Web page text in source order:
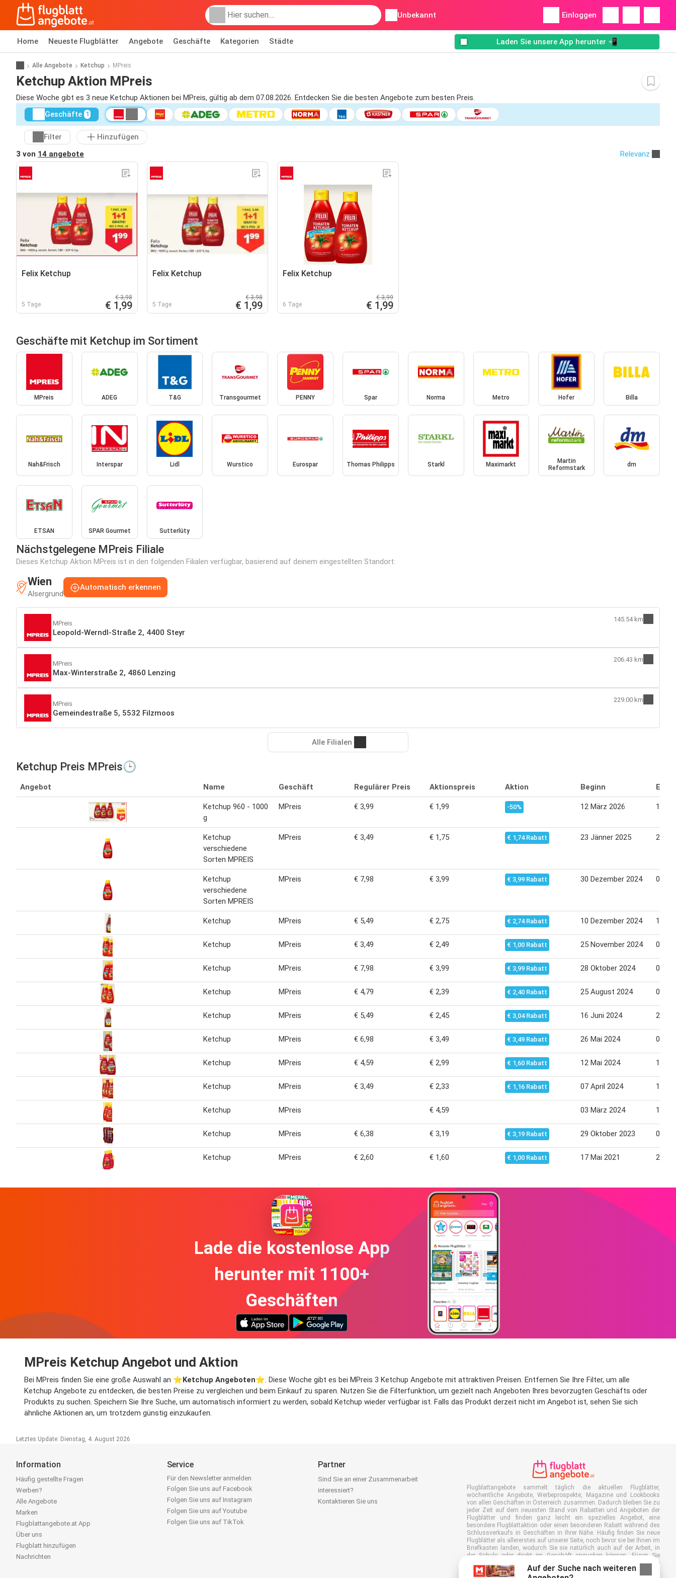
Unbekannt Einloggen
Home Neueste Flugblätter Angebote Geschäfte Kategorien Städte Laden Sie unsere App herunter 📲
Alle Angebote Ketchup MPreis
Ketchup Aktion MPreis
Diese Woche gibt es 3 neue Ketchup Aktionen bei MPreis, gültig ab dem 07.08.2026. Entdecken Sie die besten Angebote zum besten Preis.
Geschäfte 1
Filter
Hinzufügen
3 von 14 angebote Relevanz
Felix Ketchup
5 Tage
€ 3,98
€ 1,99
Felix Ketchup
5 Tage
€ 3,98
€ 1,99
Felix Ketchup
6 Tage
€ 3,99
€ 1,99
Geschäfte mit Ketchup im Sortiment
MPreis ADEG T&G Transgourmet PENNY Spar Norma Metro Hofer Billa
Nah&Frisch Interspar Lidl Wurstico Eurospar Thomas Philipps Starkl Maximarkt
Martin
Reformstark
dm
ETSAN SPAR Gourmet Sutterlüty
Nächstgelegene MPreis Filiale
Dieses Ketchup Aktion MPreis ist in den folgenden Filialen verfügbar, basierend auf deinem eingestellten Standort:
Wien
Alsergrund
Automatisch erkennen
MPreis
Leopold-Werndl-Straße 2, 4400 Steyr
145.54 km
MPreis
Max-Winterstraße 2, 4860 Lenzing
206.43 km
MPreis
Gemeindestraße 5, 5532 Filzmoos
229.00 km
Alle Filialen
Ketchup Preis MPreis🕒
Angebot Name Geschäft Regulärer Preis Aktionspreis Aktion Beginn
Ketchup 960 - 1000
g
MPreis € 3,99 € 1,99 -50% 12 März 2026 18
Ketchup
verschiedene
Sorten MPREIS
MPreis € 3,49 € 1,75 € 1,74 Rabatt 23 Jänner 2025 25
Ketchup
verschiedene
Sorten MPREIS
MPreis € 7,98 € 3,99 € 3,99 Rabatt 30 Dezember 2024 05
Ketchup MPreis € 5,49 € 2,75 € 2,74 Rabatt 10 Dezember 2024 16
Ketchup MPreis € 3,49 € 2,49 € 1,00 Rabatt 25 November 2024 02
Ketchup MPreis € 7,98 € 3,99 € 3,99 Rabatt 28 Oktober 2024 04
Ketchup MPreis € 4,79 € 2,39 € 2,40 Rabatt 25 August 2024 01
Ketchup MPreis € 5,49 € 2,45 € 3,04 Rabatt 16 Juni 2024 23
Ketchup MPreis € 6,98 € 3,49 € 3,49 Rabatt 26 Mai 2024 02
Ketchup MPreis € 4,59 € 2,99 € 1,60 Rabatt 12 Mai 2024 19
Ketchup MPreis € 3,49 € 2,33 € 1,16 Rabatt 07 April 2024 14
Ketchup MPreis € 4,59 03 März 2024 10
Ketchup MPreis € 6,38 € 3,19 € 3,19 Rabatt 29 Oktober 2023 05
Ketchup MPreis € 2,60 € 1,60 € 1,00 Rabatt 17 Mai 2021 23
Lade die kostenlose App
herunter mit 1100+
Geschäften
MPreis Ketchup Angebot und Aktion
Bei MPreis finden Sie eine große Auswahl an ⭐️Ketchup Angeboten⭐️. Diese Woche gibt es bei MPreis 3 Ketchup Angebote mit attraktiven Preisen. Entfernen Sie Ihre Filter, um alle
Ketchup Angebote zu entdecken, die besten Preise zu vergleichen und beim Einkauf zu sparen. Nutzen Sie die Filterfunktion, um gezielt nach Angeboten Ihres bevorzugten Geschäfts oder
Produkts zu suchen. Speichern Sie Ihre Suche, um automatisch informiert zu werden, sobald Ketchup wieder verfügbar ist. Falls das Produkt derzeit nicht im Angebot ist, sehen Sie sich
ähnliche Aktionen an, um trotzdem günstig einzukaufen.
Letztes Update: Dienstag, 4. August 2026
Auf der Suche nach weiteren
Information
Häufig gestellte Fragen
Werben?
Alle Angebote
Marken
Flugblattangebote.at App
Über uns
Flugblatt hinzufügen
Nachrichten
Service
Für den Newsletter anmelden
Folgen Sie uns auf Facebook
Folgen Sie uns auf Instagram
Folgen Sie uns auf Youtube
Folgen Sie uns auf TikTok
Partner
Sind Sie an einer Zusammenarbeit
interessiert?
Kontaktieren Sie uns
Flugblattangebote sammelt täglich die aktuellen Flugblätter,
wöchentliche Angebote, Werbeprospekte, Magazine und Lookbooks
von allen Geschäften in Österreich zusammen. Dadurch bleiben Sie zu
jeder Zeit auf dem neuesten Stand von Rabatten und Angeboten der
Flugblätter und finden ganz leicht ein spezielles Angebot, eine
besondere Flugblattaktion oder einen besonderen Rabatt während des
Schlussverkaufs in Geschäften in Ihrer Nähe. Häufig finden Sie neue
Flugblätter als allererstes auf unserer Seite, noch bevor sie bei Ihnen im
Briefkasten landen, wodurch Sie sie natürlich auch auf der Arbeit, in
der Schule oder direkt im Geschäft angucken können. Fügen Sie
Flugblattangebote.at zu Ihren Favoriten hinzu, kleben Sie einen "Bitte
keine Werbung!"-Sticker auf Ihren Briefkasten und sparen Sie somit viel